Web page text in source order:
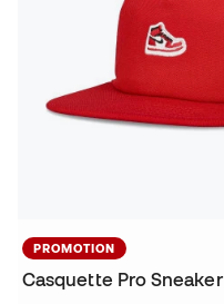
PROMOTION
Casquette Pro Sneaker